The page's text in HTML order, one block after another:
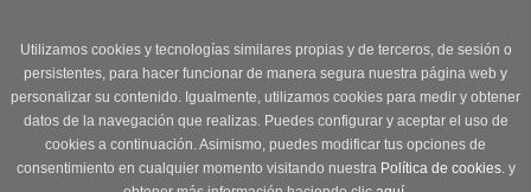
Utilizamos cookies y tecnologías similares propias y de terceros, de sesión o
persistentes, para hacer funcionar de manera segura nuestra página web y
personalizar su contenido. Igualmente, utilizamos cookies para medir y obtener
datos de la navegación que realizas. Puedes configurar y aceptar el uso de
cookies a continuación. Asimismo, puedes modificar tus opciones de
consentimiento en cualquier momento visitando nuestra Política de cookies.y